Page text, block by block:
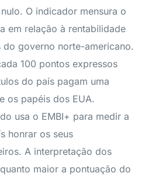
O indicador mensura o
em relação à rentabilidade
do governo norte-americano.
100 pontos expressos
do país pagam uma
os papéis dos EUA.
usa o EMBI+ para medir a
honrar os seus
A interpretação dos
maior a pontuação do